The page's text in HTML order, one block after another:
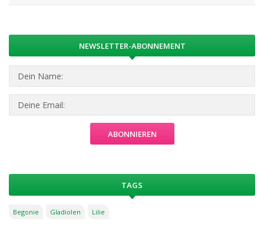
NEWSLETTER-ABONNEMENT
TAGS
Begonie Gladiolen Lilie